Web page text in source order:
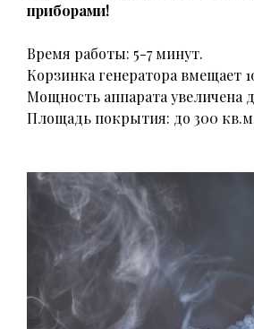
приборами!
Время работы: 5-7 минут.
Корзинка генератора вмещает
Мощность аппарата увеличена
Площадь покрытия: до 300